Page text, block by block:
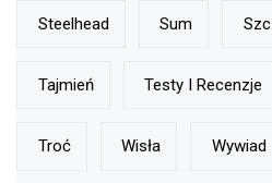
Steelhead Sum
Tajmień Testy I Recenzje
Troć Wisła Wywiad